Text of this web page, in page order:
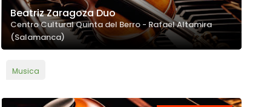
Beatriz Zaragoza Duo
Centro Cultural Quinta del Berro - Rafael Altamira
(Salamanca)
Musica